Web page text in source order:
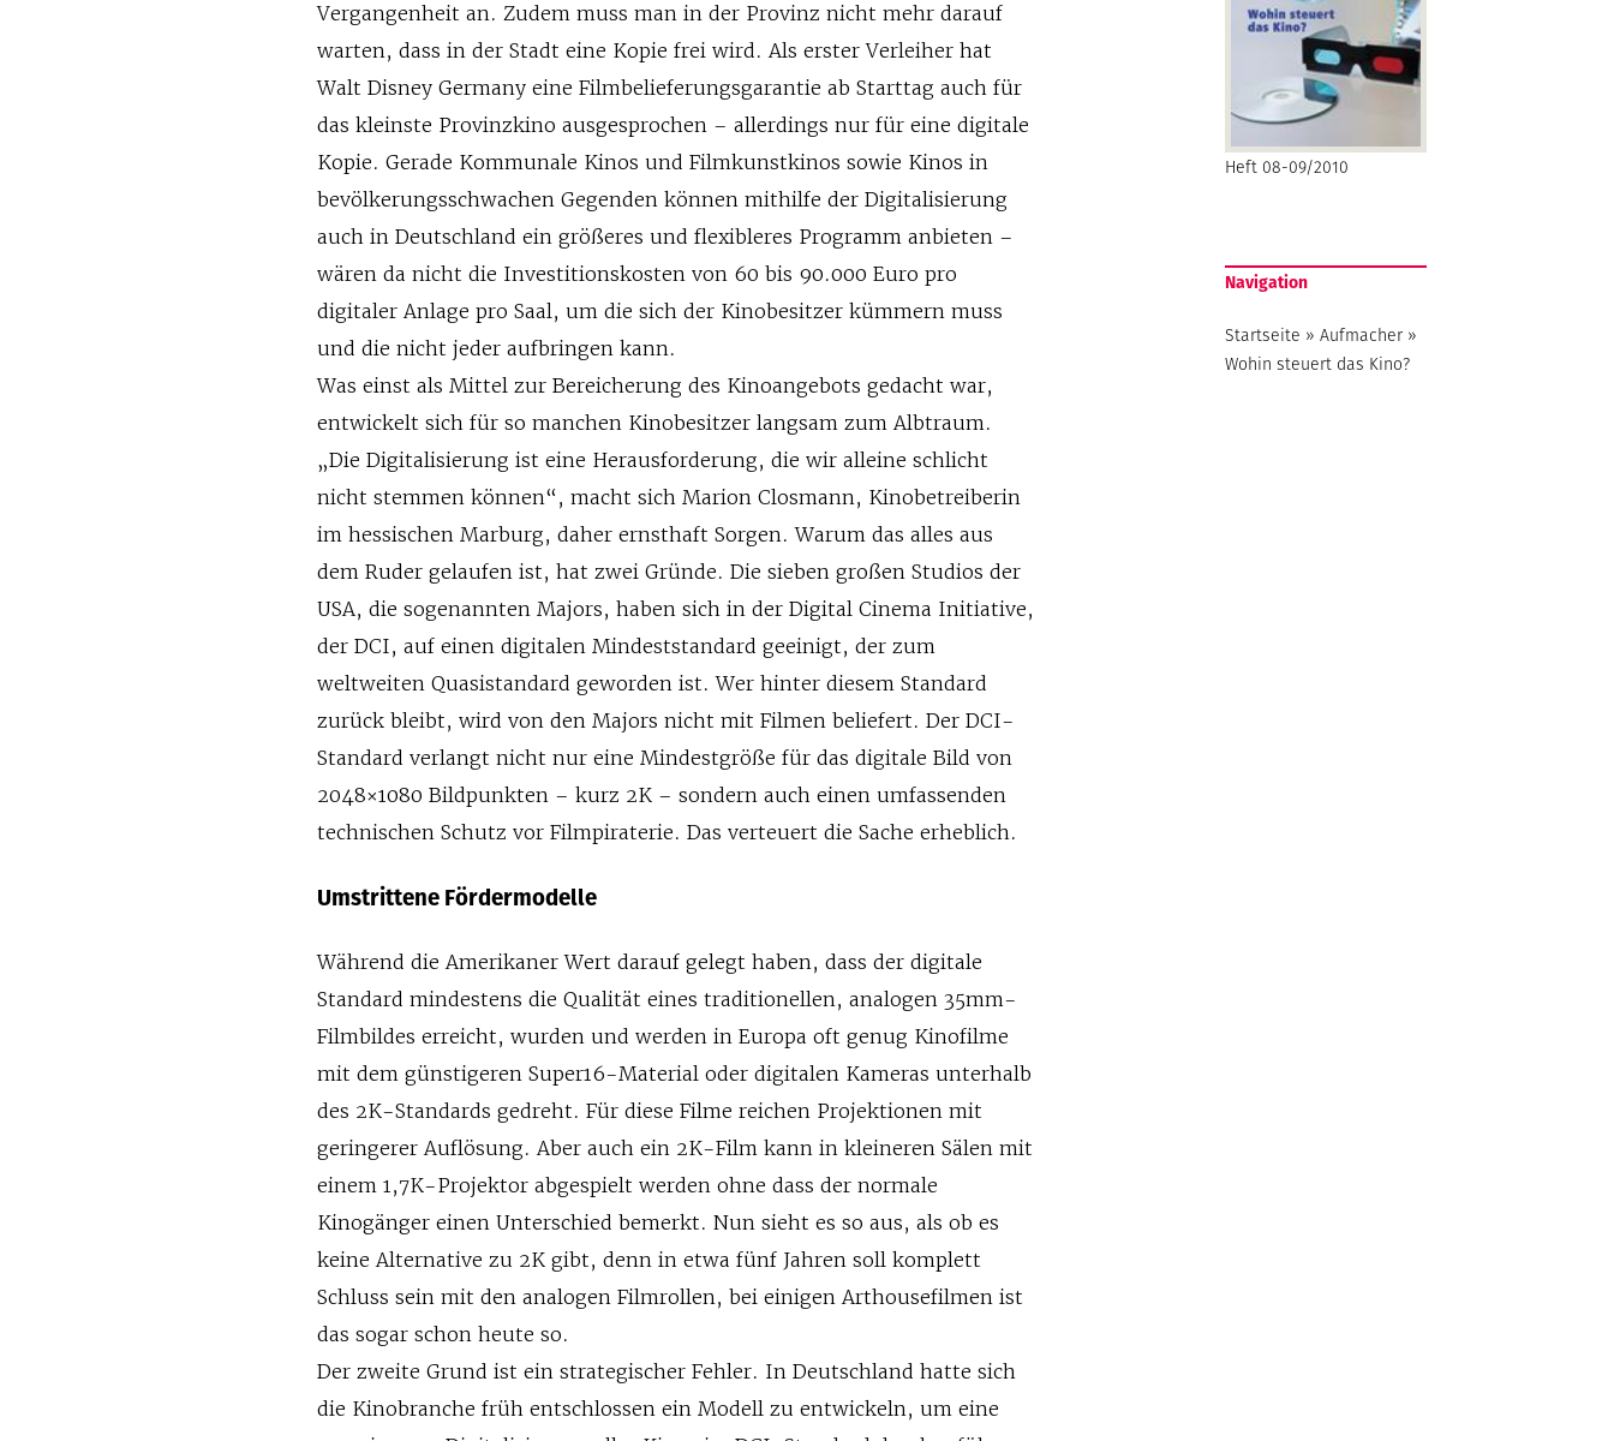
Vergangenheit an. Zudem muss man in der Provinz nicht mehr darauf
warten, dass in der Stadt eine Kopie frei wird. Als erster Verleiher hat
Walt Disney Germany eine Filmbelieferungsgarantie ab Starttag auch für
das kleinste Provinzkino ausgesprochen – allerdings nur für eine digitale
Kopie. Gerade Kommunale Kinos und Filmkunstkinos sowie Kinos in
bevölkerungsschwachen Gegenden können mithilfe der Digitalisierung
auch in Deutschland ein größeres und flexibleres Programm anbieten –
wären da nicht die Investitionskosten von 60 bis 90.000 Euro pro
digitaler Anlage pro Saal, um die sich der Kinobesitzer kümmern muss
und die nicht jeder aufbringen kann.
Was einst als Mittel zur Bereicherung des Kinoangebots gedacht war,
entwickelt sich für so manchen Kinobesitzer langsam zum Albtraum.
„Die Digitalisierung ist eine Herausforderung, die wir alleine schlicht
nicht stemmen können“, macht sich Marion Closmann, Kinobetreiberin
im hessischen Marburg, daher ernsthaft Sorgen. Warum das alles aus
dem Ruder gelaufen ist, hat zwei Gründe. Die sieben großen Studios der
USA, die sogenannten Majors, haben sich in der Digital Cinema Initiative,
der DCI, auf einen digitalen Mindeststandard geeinigt, der zum
weltweiten Quasistandard geworden ist. Wer hinter diesem Standard
zurück bleibt, wird von den Majors nicht mit Filmen beliefert. Der DCI-
Standard verlangt nicht nur eine Mindestgröße für das digitale Bild von
2048×1080 Bildpunkten – kurz 2K – sondern auch einen umfassenden
technischen Schutz vor Filmpiraterie. Das verteuert die Sache erheblich.
Umstrittene Fördermodelle
Während die Amerikaner Wert darauf gelegt haben, dass der digitale
Standard mindestens die Qualität eines traditionellen, analogen 35mm-
Filmbildes erreicht, wurden und werden in Europa oft genug Kinofilme
mit dem günstigeren Super16-Material oder digitalen Kameras unterhalb
des 2K-Standards gedreht. Für diese Filme reichen Projektionen mit
geringerer Auflösung. Aber auch ein 2K-Film kann in kleineren Sälen mit
einem 1,7K-Projektor abgespielt werden ohne dass der normale
Kinogänger einen Unterschied bemerkt. Nun sieht es so aus, als ob es
keine Alternative zu 2K gibt, denn in etwa fünf Jahren soll komplett
Schluss sein mit den analogen Filmrollen, bei einigen Arthousefilmen ist
das sogar schon heute so.
Der zweite Grund ist ein strategischer Fehler. In Deutschland hatte sich
die Kinobranche früh entschlossen ein Modell zu entwickeln, um eine
Heft 08-09/2010
Navigation
Startseite »Aufmacher »
Wohin steuert das Kino?